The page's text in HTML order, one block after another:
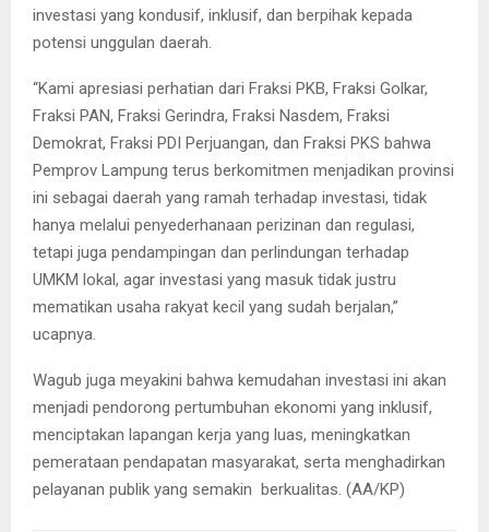
investasi yang kondusif, inklusif, dan berpihak kepada
potensi unggulan daerah.
“Kami apresiasi perhatian dari Fraksi PKB, Fraksi Golkar,
Fraksi PAN, Fraksi Gerindra, Fraksi Nasdem, Fraksi
Demokrat, Fraksi PDI Perjuangan, dan Fraksi PKS bahwa
Pemprov Lampung terus berkomitmen menjadikan provinsi
ini sebagai daerah yang ramah terhadap investasi, tidak
hanya melalui penyederhanaan perizinan dan regulasi,
tetapi juga pendampingan dan perlindungan terhadap
UMKM lokal, agar investasi yang masuk tidak justru
mematikan usaha rakyat kecil yang sudah berjalan,”
ucapnya.
Wagub juga meyakini bahwa kemudahan investasi ini akan
menjadi pendorong pertumbuhan ekonomi yang inklusif,
menciptakan lapangan kerja yang luas, meningkatkan
pemerataan pendapatan masyarakat, serta menghadirkan
pelayanan publik yang semakin berkualitas. (AA/KP)